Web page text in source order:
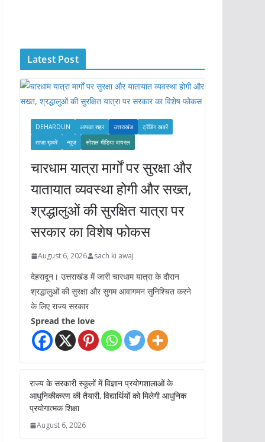
e
s
Latest Post
DEHARDUN आपका शहर उत्तराखंड
ट्रेंडिंग खबरें
ताज़ा ख़बरें
न्यूज़ सोशल मीडिया वायरल
चारधाम यात्रा मार्गों पर सुरक्षा और
यातायात व्यवस्था होगी और सख्त,
श्रद्धालुओं की सुरक्षित यात्रा पर
सरकार का विशेष फोकस
August 6, 2026 sach ki awaj
देहरादून। उत्तराखंड में जारी चारधाम यात्रा के दौरान
श्रद्धालुओं की सुरक्षा और सुगम आवागमन सुनिश्चित करने
के लिए राज्य सरकार
Spread the love
राज्य के सरकारी स्कूलों में विज्ञान प्रयोगशालाओं के
आधुनिकीकरण की तैयारी, विद्यार्थियों को मिलेगी आधुनिक
प्रयोगात्मक शिक्षा
August 6, 2026